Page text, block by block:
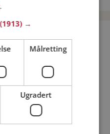
gratis!
Kvinne
.
(1913) →
Målretting
Ugradert